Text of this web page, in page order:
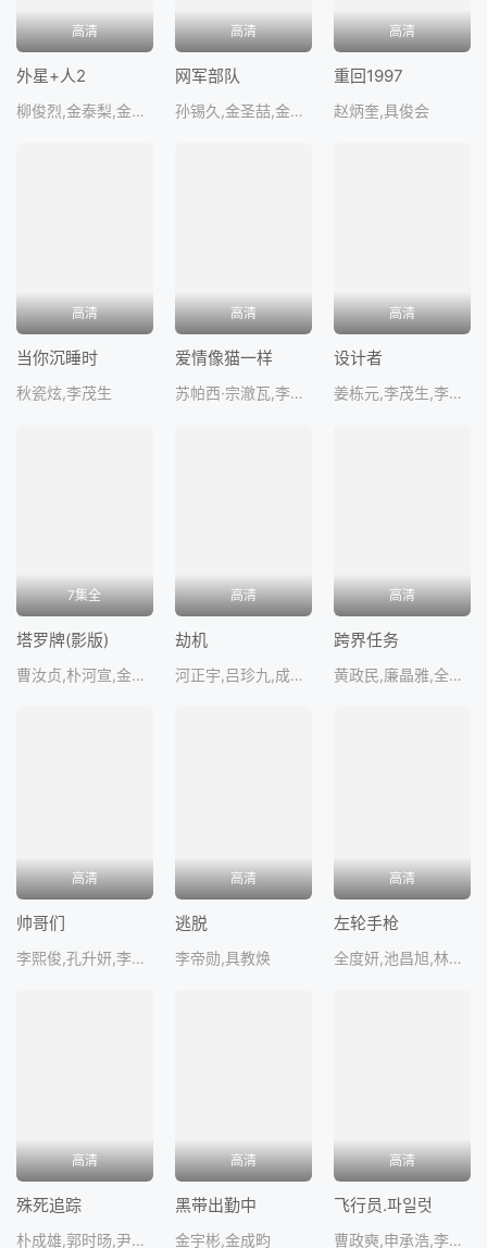
高清
外星+人2
柳俊烈,金泰梨,金宇彬,赵祐镇,李荷妮
高清
网军部队
孙锡久,金圣喆,金东辉,洪京
高清
重回1997
赵炳奎,具俊会
高清
当你沉睡时
秋瓷炫,李茂生
高清
爱情像猫一样
苏帕西·宗澈瓦,李建宇Geonu,秋泜瑉JM,KimKyoungSeok
高清
设计者
姜栋元,李茂生,李美淑,金弘波,李钟
7集全
塔罗牌(影版)
曹汝贞,朴河宣,金珍荣,高圭弼,徐智勋,李主傧,金城泰,咸恩静,吴裕珍
高清
劫机
河正宇,吕珍九,成东日,蔡秀彬
高清
跨界任务
黄政民,廉晶雅,全慧珍,郑满植
高清
帅哥们
李熙俊,孔升妍,李星民
高清
逃脱
李帝勋,具教焕
高清
左轮手枪
全度妍,池昌旭,林智妍,李政宰,金俊
高清
殊死追踪
朴成雄,郭时旸,尹敬浩,金光奎,郑幼
高清
黑带出勤中
金宇彬,金成畇
高清
飞行员.파일럿
曹政奭,申承浩,李周明,韩善花,金太勋